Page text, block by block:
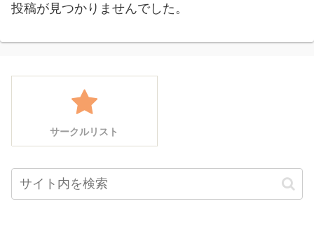
投稿が見つかりませんでした。
サークルリスト